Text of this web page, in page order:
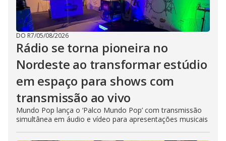
DO R7/05/08/2026
Rádio se torna pioneira no
Nordeste ao transformar estúdio
em espaço para shows com
transmissão ao vivo
Mundo Pop lança o ‘Palco Mundo Pop’ com transmissão
simultânea em áudio e vídeo para apresentações musicais